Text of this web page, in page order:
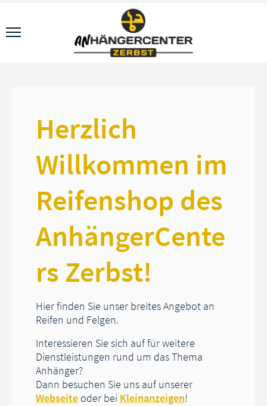
Herzlich
Willkommen im
Reifenshop des
AnhängerCente
rs Zerbst!
Hier finden Sie unser breites Angebot an
Reifen und Felgen.
Interessieren Sie sich auf für weitere
Dienstleistungen rund um das Thema
Anhänger?
Dann besuchen Sie uns auf unserer
Webseite oder bei Kleinanzeigen!